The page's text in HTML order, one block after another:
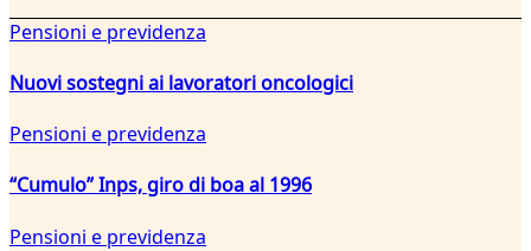
Pensioni e previdenza
Nuovi sostegni ai lavoratori oncologici
Pensioni e previdenza
“Cumulo” Inps, giro di boa al 1996
Pensioni e previdenza